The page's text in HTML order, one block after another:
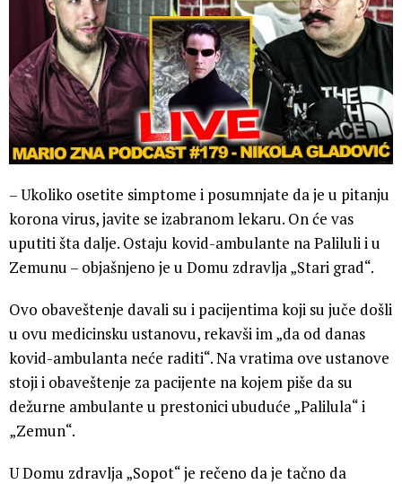
– Ukoliko osetite simptome i posumnjate da je u pitanju
korona virus, javite se izabranom lekaru. On će vas
uputiti šta dalje. Ostaju kovid-ambulante na Paliluli i u
Zemunu – objašnjeno je u Domu zdravlja „Stari grad“.
Ovo obaveštenje davali su i pacijentima koji su juče došli
u ovu medicinsku ustanovu, rekavši im „da od danas
kovid-ambulanta neće raditi“. Na vratima ove ustanove
stoji i obaveštenje za pacijente na kojem piše da su
dežurne ambulante u prestonici ubuduće „Palilula“ i
„Zemun“.
U Domu zdravlja „Sopot“ je rečeno da je tačno da